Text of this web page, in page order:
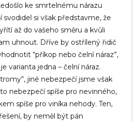
ke smrtelnému nárazu
si však představme, že
až do vašeho směru a kvůli
uhnout. Dříve by ostřílený řidič
“příkop nebo čelní náraz”,
varianta jedna – čelní náraz.
jiné nebezpečí jsme však
nebezpečí spíše pro nevinného,
spíše pro viníka nehody. Ten,
by neměl být pán